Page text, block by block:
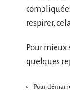
respirer,
Pour mieux
quelques
Pour